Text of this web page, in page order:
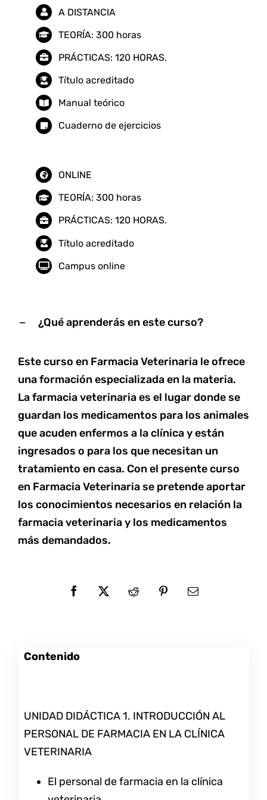
A DISTANCIA
TEORÍA: 300 horas
PRÁCTICAS: 120 HORAS.
Título acreditado
Manual teórico
Cuaderno de ejercicios
ONLINE
TEORÍA: 300 horas
PRÁCTICAS: 120 HORAS.
Título acreditado
Campus online
¿Qué aprenderás en este curso?
Este curso en Farmacia Veterinaria le ofrece
una formación especializada en la materia.
La farmacia veterinaria es el lugar donde se
guardan los medicamentos para los animales
que acuden enfermos a la clínica y están
ingresados o para los que necesitan un
tratamiento en casa. Con el presente curso
en Farmacia Veterinaria se pretende aportar
los conocimientos necesarios en relación la
farmacia veterinaria y los medicamentos
más demandados.
Contenido
UNIDAD DIDÁCTICA 1. INTRODUCCIÓN AL
PERSONAL DE FARMACIA EN LA CLÍNICA
VETERINARIA
El personal de farmacia en la clínica